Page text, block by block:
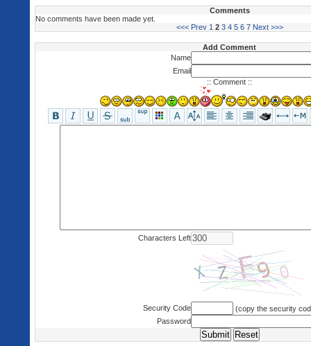
Comments
No comments have been made yet.
<<< Prev 1 2 3 4 5 6 7 Next >>>
Add Comment
Name
Email
:: Comment ::
Characters Left
Security Code
(copy the security
Password